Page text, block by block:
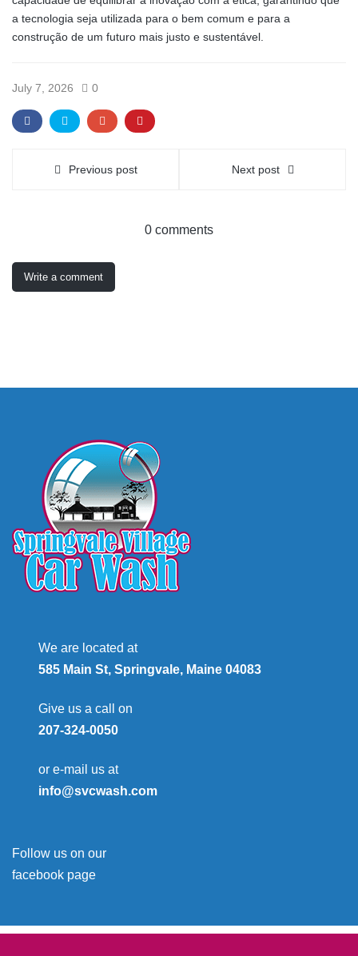
a tecnologia seja utilizada para o bem comum e para a
construção de um futuro mais justo e sustentável.
July 7, 2026 0
Previous post Next post
0 comments
Write a comment
We are located at
585 Main St, Springvale, Maine 04083
Give us a call on
207-324-0050
or e-mail us at
info@svcwash.com
Follow us on our
facebook page